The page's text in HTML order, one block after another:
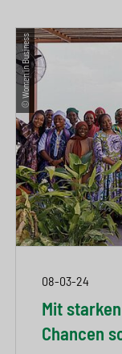
© Women in Business
08-03-24
Mit
Chancen